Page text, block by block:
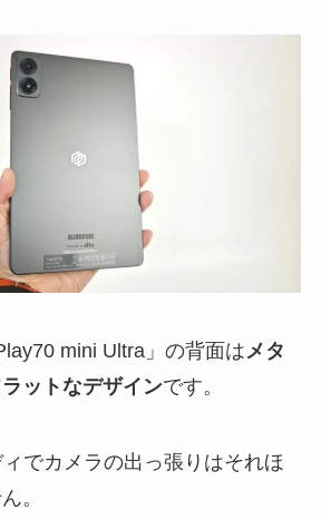
mini Ultra」の背面は メタ
ットなデザインです。
でカメラの出っ張りはそれほ
。